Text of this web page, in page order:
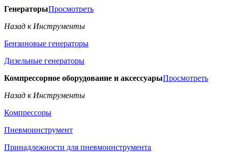
ГенераторыПросмотреть
Назад к Инструменты
Бензиновые генераторы
Дизельные генераторы
Компрессорное оборудование и аксессуарыПросмотреть
Назад к Инструменты
Компрессоры
Пневмоинструмент
Принадлежности для пневмоинструмента